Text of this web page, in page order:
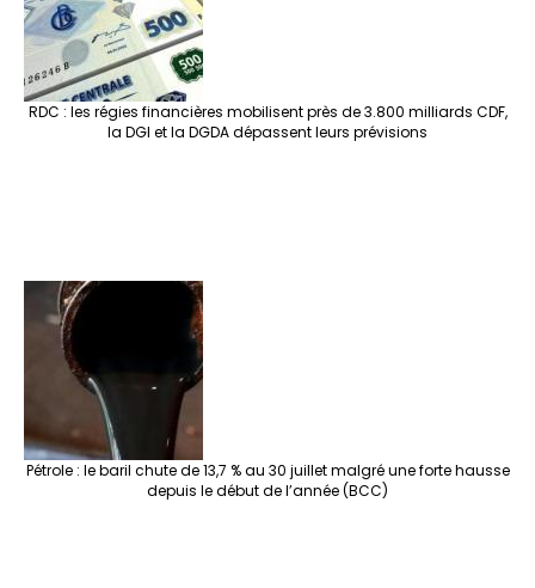
RDC : les régies financières mobilisent près de 3.800 milliards CDF,
la DGI et la DGDA dépassent leurs prévisions
Pétrole : le baril chute de 13,7 % au 30 juillet malgré une forte hausse
depuis le début de l’année (BCC)